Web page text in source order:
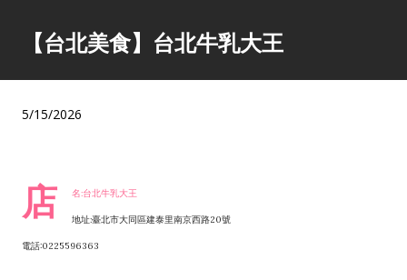
【台北美食】台北牛乳大王
5/15/2026
店 名:台北牛乳大王
地址:臺北市大同區建泰里南京西路20號
電話:0225596363